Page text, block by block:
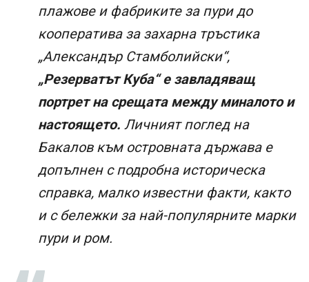
плажове и фабриките за пури до
кооператива за захарна тръстика
„Александър Стамболийски“,
„Резерватът Куба“ е завладяващ
портрет на срещата между миналото и
настоящето. Личният поглед на
Бакалов към островната държава е
допълнен с подробна историческа
справка, малко известни факти, както
и с бележки за най-популярните марки
пури и ром.